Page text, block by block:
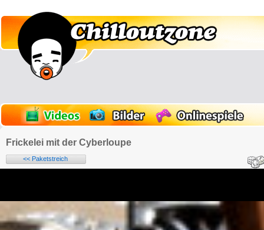
Frickelei mit der Cyberloupe
<< Paketstreich